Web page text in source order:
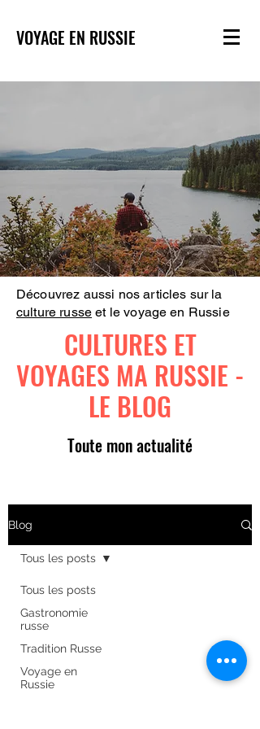
VOYAGE EN RUSSIE
Découvrez aussi nos articles sur la
culture russe et le voyage en Russie
CULTURES ET
VOYAGES MA RUSSIE -
LE BLOG
Toute mon actualité
Blog
Tous les posts
Gastronomie
russe
Tradition Russe
Voyage en
Russie
Tous les posts